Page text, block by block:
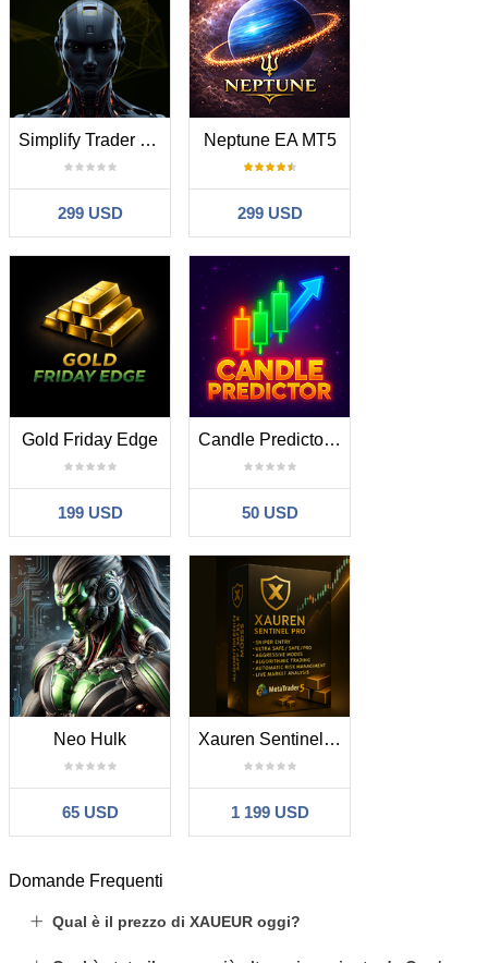
Simplify Trader VX MT5 Automated Gold EA
299 USD
Neptune EA MT5
299 USD
Gold Friday Edge
199 USD
Candle Predictor MT5
50 USD
Neo Hulk
65 USD
Xauren Sentinel Pro
1 199 USD
Domande Frequenti
Qual è il prezzo di XAUEUR oggi?